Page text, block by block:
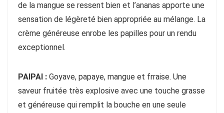
de la mangue se ressent bien et l’ananas apporte une
sensation de légèreté bien appropriée au mélange. La
crème généreuse enrobe les papilles pour un rendu
exceptionnel.
PAIPAI : Goyave, papaye, mangue et frraise. Une
saveur fruitée très explosive avec une touche grasse
et généreuse qui remplit la bouche en une seule